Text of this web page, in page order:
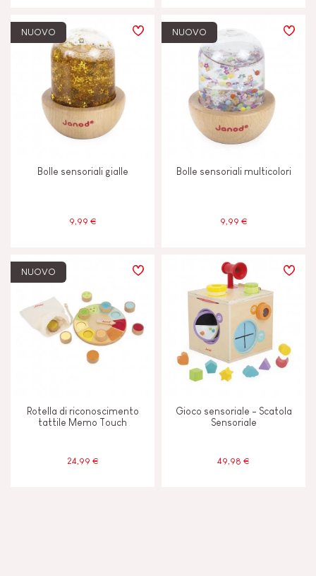
-2 Meno di 2 anni
NUOVO
Bolle sensoriali gialle
9,99 €
NUOVO
Bolle sensoriali multicolori
9,99 €
NUOVO
Rotella di riconoscimento
tattile Memo Touch
24,99 €
Gioco sensoriale - Scatola
Sensoriale
49,98 €